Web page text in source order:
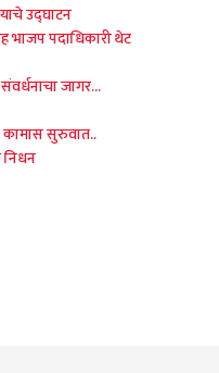
उद्घाटन
भाजप पदाधिकारी थेट
जागर…
कामास सुरुवात..